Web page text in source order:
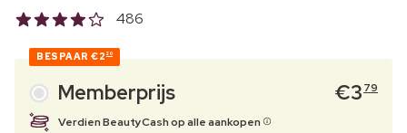
486
BESPAAR €2 20
Memberprijs €3 79
Verdien BeautyCash op alle aankopen